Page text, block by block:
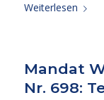
Weiterlesen
Mandat
Nr. 698: